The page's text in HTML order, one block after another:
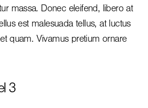
massa. Donec eleifend, libero at
est malesuada tellus, at luctus
quam. Vivamus pretium ornare
3